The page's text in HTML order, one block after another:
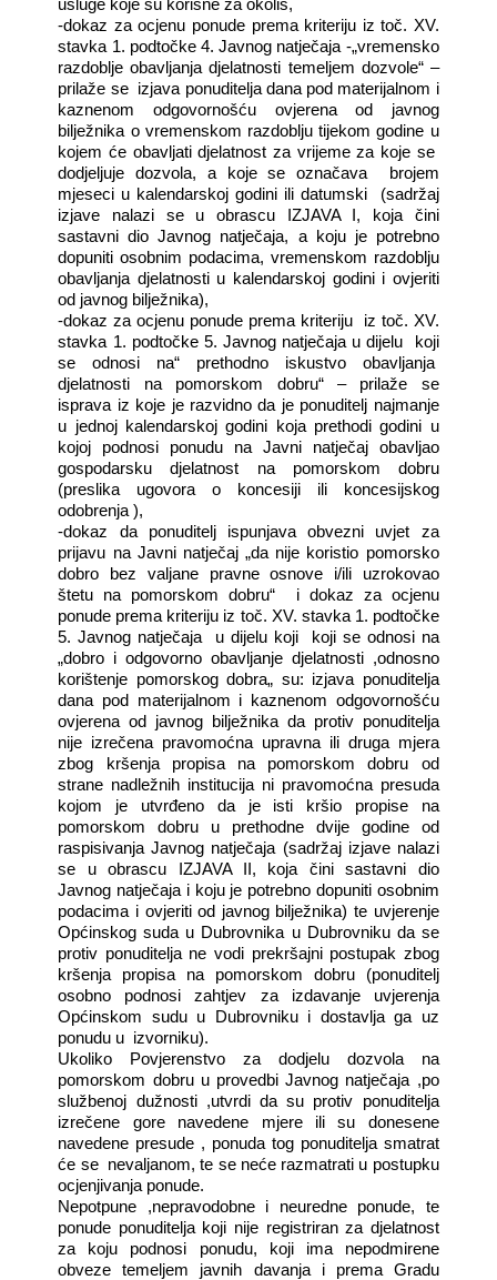
usluge koje su korisne za okoliš,
-dokaz za ocjenu ponude prema kriteriju iz toč. XV.
stavka 1. podtočke 4. Javnog natječaja -„vremensko
razdoblje obavljanja djelatnosti temeljem dozvole“ –
prilaže se izjava ponuditelja dana pod materijalnom i
kaznenom odgovornošću ovjerena od javnog
bilježnika o vremenskom razdoblju tijekom godine u
kojem će obavljati djelatnost za vrijeme za koje se
dodjeljuje dozvola, a koje se označava
brojem
mjeseci u kalendarskoj godini ili datumski
(sadržaj
izjave nalazi se u obrascu IZJAVA I, koja čini
sastavni dio Javnog natječaja, a koju je potrebno
dopuniti osobnim podacima, vremenskom razdoblju
obavljanja djelatnosti u kalendarskoj godini i ovjeriti
od javnog bilježnika),
-dokaz za ocjenu ponude prema kriteriju
iz toč. XV.
stavka 1. podtočke 5. Javnog natječaja u dijelu
koji
se odnosi na“ prethodno iskustvo obavljanja
djelatnosti na pomorskom dobru“ – prilaže se
isprava iz koje je razvidno da je ponuditelj najmanje
u jednoj kalendarskoj godini koja prethodi godini u
kojoj podnosi ponudu na Javni natječaj obavljao
gospodarsku djelatnost na pomorskom dobru
(preslika ugovora o koncesiji ili koncesijskog
odobrenja ),
-dokaz da ponuditelj ispunjava obvezni uvjet za
prijavu na Javni natječaj „da nije koristio pomorsko
dobro bez valjane pravne osnove i/ili uzrokovao
štetu na pomorskom dobru“
i dokaz za ocjenu
ponude prema kriteriju iz toč. XV. stavka 1. podtočke
5. Javnog natječaja
u dijelu koji
koji se odnosi na
„dobro i odgovorno obavljanje djelatnosti ,odnosno
korištenje pomorskog dobra„ su: izjava ponuditelja
dana pod materijalnom i kaznenom odgovornošću
ovjerena od javnog bilježnika da protiv ponuditelja
nije izrečena pravomoćna upravna ili druga mjera
zbog kršenja propisa na pomorskom dobru od
strane nadležnih institucija ni pravomoćna presuda
kojom je utvrđeno da je isti kršio propise na
pomorskom dobru u prethodne dvije godine od
raspisivanja Javnog natječaja (sadržaj izjave nalazi
se u obrascu IZJAVA II, koja čini sastavni dio
Javnog natječaja i koju je potrebno dopuniti osobnim
podacima i ovjeriti od javnog bilježnika) te uvjerenje
Općinskog suda u Dubrovnika u Dubrovniku da se
protiv ponuditelja ne vodi prekršajni postupak zbog
kršenja propisa na pomorskom dobru (ponuditelj
osobno podnosi zahtjev za izdavanje uvjerenja
Općinskom sudu u Dubrovniku i dostavlja ga uz
ponudu u izvorniku).
Ukoliko Povjerenstvo za dodjelu dozvola na
pomorskom dobru u provedbi Javnog natječaja ,po
službenoj dužnosti ,utvrdi da su protiv ponuditelja
izrečene gore navedene mjere ili su donesene
navedene presude , ponuda tog ponuditelja smatrat
će se nevaljanom, te se neće razmatrati u postupku
ocjenjivanja ponude.
Nepotpune ,nepravodobne i neuredne ponude, te
ponude ponuditelja koji nije registriran za djelatnost
za koju podnosi ponudu, koji ima nepodmirene
obveze temeljem javnih davanja i prema Gradu